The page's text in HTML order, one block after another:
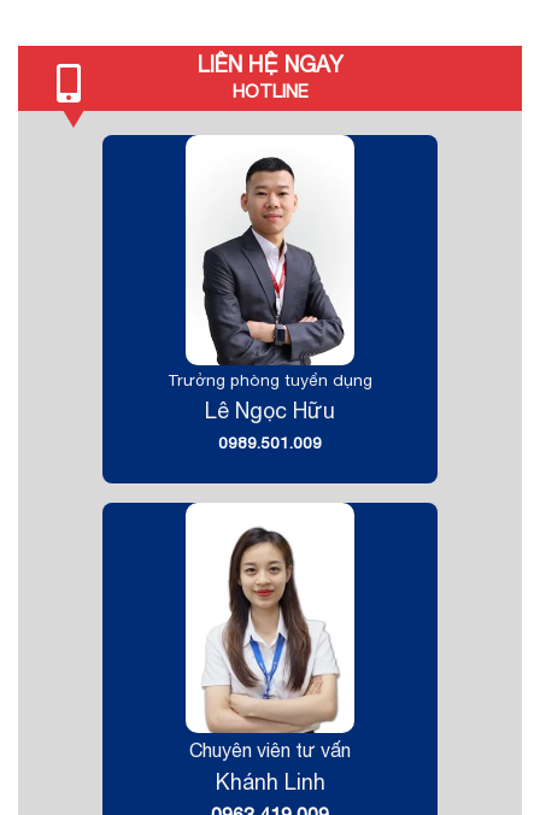
LIÊN HỆ NGAY
HOTLINE
Trưởng phòng tuyển dụng
Lê Ngọc Hữu
0989.501.009
Chuyên viên tư vấn
Khánh Linh